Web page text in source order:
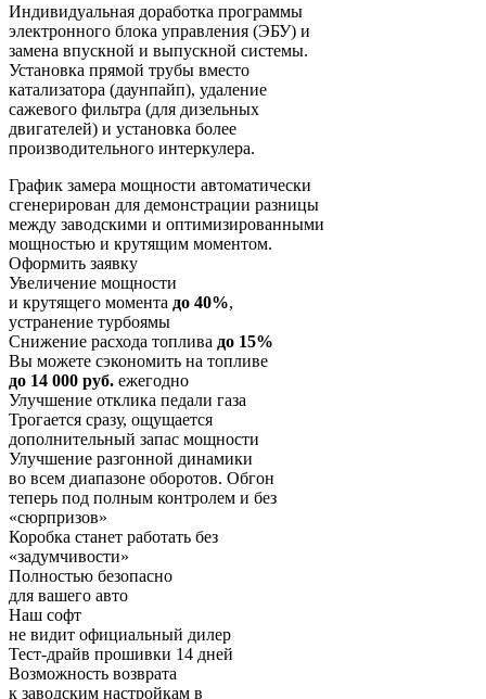
Индивидуальная доработка программы
электронного блока управления (ЭБУ) и
замена впускной и выпускной системы.
Установка прямой трубы вместо
катализатора (даунпайп), удаление
сажевого фильтра (для дизельных
двигателей) и установка более
производительного интеркулера.
График замера мощности автоматически
сгенерирован для демонстрации разницы
между заводскими и оптимизированными
мощностью и крутящим моментом.
Оформить заявку
Увеличение мощности
и крутящего момента до 40%,
устранение турбоямы
Снижение расхода топлива до 15%
Вы можете сэкономить на топливе
до 14 000 руб. ежегодно
Улучшение отклика педали газа
Трогается сразу, ощущается
дополнительный запас мощности
Улучшение разгонной динамики
во всем диапазоне оборотов. Обгон
теперь под полным контролем и без
«сюрпризов»
Коробка станет работать без
«задумчивости»
Полностью безопасно
для вашего авто
Наш софт
не видит официальный дилер
Тест-драйв прошивки 14 дней
Возможность возврата
к заводским настройкам в